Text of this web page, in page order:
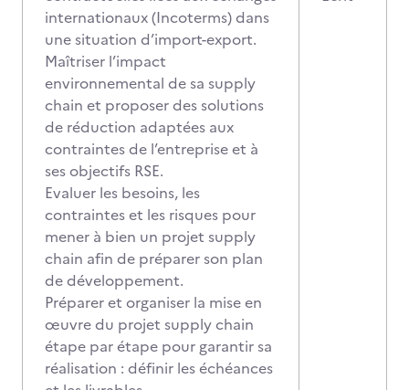
internationaux (Incoterms) dans
une situation d’import-export.
Maîtriser l’impact
environnemental de sa supply
chain et proposer des solutions
de réduction adaptées aux
contraintes de l’entreprise et à
ses objectifs RSE.
Evaluer les besoins, les
contraintes et les risques pour
mener à bien un projet supply
chain afin de préparer son plan
de développement.
Préparer et organiser la mise en
œuvre du projet supply chain
étape par étape pour garantir sa
réalisation : définir les échéances